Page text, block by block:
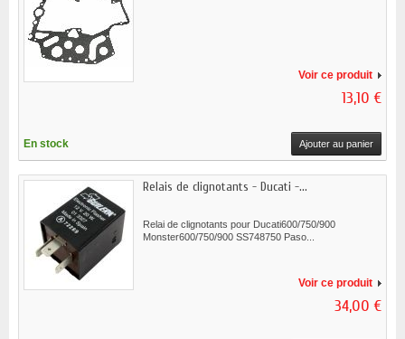
Voir ce produit
13,10 €
En stock Ajouter au panier
Relais de clignotants - Ducati -...
Relai de clignotants pour Ducati600/750/900
Monster600/750/900 SS748750 Paso...
Voir ce produit
34,00 €